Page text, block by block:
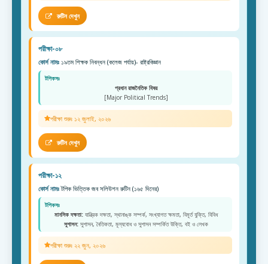
রুটিন দেখুন
পরীক্ষা-০৮
কোর্স নামঃ ১৯তম শিক্ষক নিবন্ধন (কলেজ পর্যায়)- রাষ্ট্রবিজ্ঞান
টপিকসঃ
প্রধান রাজনৈতিক বিষয়
[Major Political Trends]
পরীক্ষা শুরুঃ ১২ জুলাই, ২০২৬
রুটিন দেখুন
পরীক্ষা-১২
কোর্স নামঃটপিক ভিত্তিক জব সলিউশন রুটিন (১৬৫ দিনের)
টপিকসঃ
মানসিক দক্ষতা: যান্ত্রিক দক্ষতা, স্থানাঙ্ক সম্পর্ক, সংখ্যাগত ক্ষমতা, বিমূর্ত যুক্তি, বিবিধ
সুশাসন: সুশাসন, নৈতিকতা, মূল্যবোধ ও সুশাসন সম্পর্কিত উক্তি, বই ও লেখক
পরীক্ষা শুরুঃ ২২ জুন, ২০২৬